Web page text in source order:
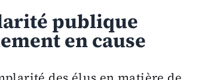
publique
en cause